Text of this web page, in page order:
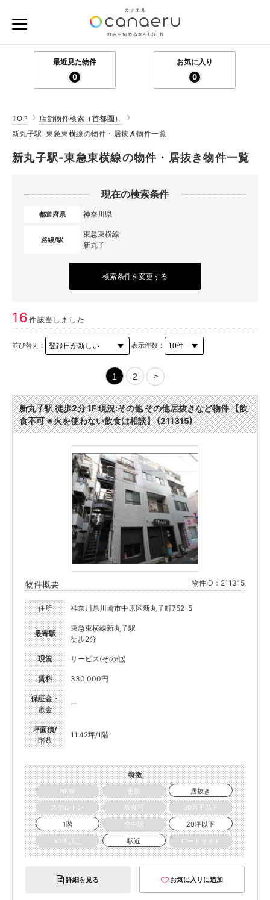
最近見た物件
0
お気に入り
0
TOP
店舗物件検索（首都圏）
新丸子駅-東急東横線の物件・居抜き物件一覧
新丸子駅-東急東横線の物件・居抜き物件一覧
現在の検索条件
都道府県 神奈川県
路線/駅
東急東横線
新丸子
検索条件を変更する
16件該当しました
並び替え： 表示件数：
1 2 >
新丸子駅 徒歩2分 1F 現況:その他 その他居抜きなど物件 【飲
食不可 ※火を使わない飲食は相談】 (211315)
物件概要 物件ID：211315
住所 神奈川県川崎市中原区新丸子町752-5
最寄駅
東急東横線新丸子駅
徒歩2分
現況 サービス(その他)
賃料 330,000円
保証金・
敷金
ー
坪面積/
階数
11.42坪/1階
特徴
NEW
更新
居抜き
スケルトン
飲食可
30万円以下
1階
空中階
20坪以下
50坪以上
駅近 ロードサイド
詳細を見る お気に入りに追加